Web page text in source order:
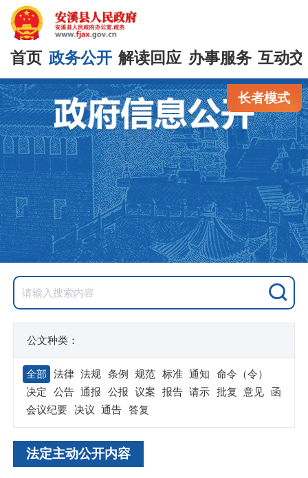
首页 政务公开 解读回应 办事服务 互动
长者模式
公文种类：
全部 法律 法规 条例 规范 标准 通知
命令（令）
决定
公告 通报 公报 议案 报告 请示 批复 意见
函
会议纪要
决议 通告 答复
法定主动公开内容